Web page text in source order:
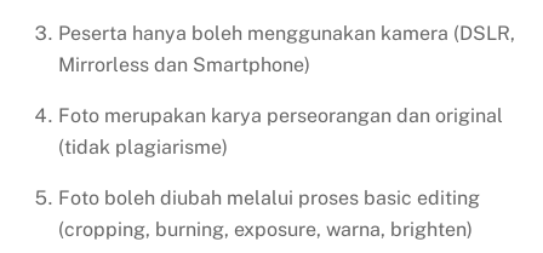
Peserta hanya boleh menggunakan kamera (DSLR,
Mirrorless dan Smartphone)
Foto merupakan karya perseorangan dan original
(tidak plagiarisme)
Foto boleh diubah melalui proses basic editing
(cropping, burning, exposure, warna, brighten)